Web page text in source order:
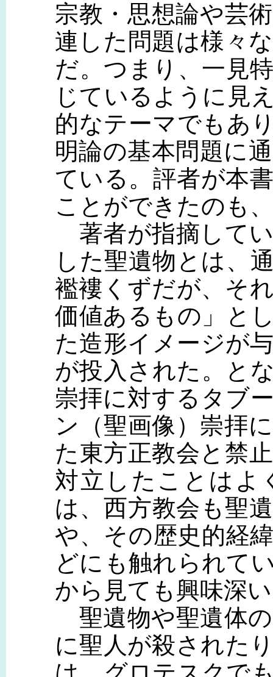
宗教・思想論や芸
連した問題は様々
だ。つまり、一見
じているように見
的なテーマでもあ
明論の基本問題に
ている。評者が本
ことができたのも
著者が指摘して
した聖遺物とは、
襤褸くずだが、そ
価値あるもの」と
た造形イメージが
が投入された。と
崇拝に対するタブ
ン（聖画像）崇拝
た東方正教会と禁
対立したことはよ
は、西方教会も聖
や、その歴史的経
どにも触れられて
から見ても興味深
聖遺物や聖遺体
に聖人が殺された